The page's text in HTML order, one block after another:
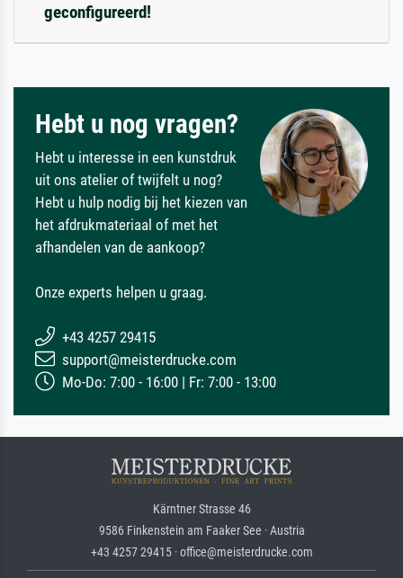
geconfigureerd!
Hebt u nog vragen?
Hebt u interesse in een kunstdruk
uit ons atelier of twijfelt u nog?
Hebt u hulp nodig bij het kiezen van
het afdrukmateriaal of met het
afhandelen van de aankoop?
Onze experts helpen u graag.
+43 4257 29415
support@meisterdrucke.com
Mo-Do: 7:00 - 16:00 | Fr: 7:00 - 13:00
Kärntner Strasse 46
9586 Finkenstein am Faaker See · Austria
+43 4257 29415 · office@meisterdrucke.com